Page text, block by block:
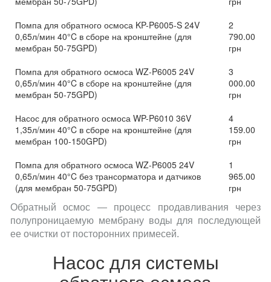
Помпа для обратного осмоса KP-P6005-S 24V
0,65л/мин 40°C в сборе на кронштейне (для
мембран 50-75GPD)
2
790.00
грн
Помпа для обратного осмоса WZ-P6005 24V
0,65л/мин 40°C в сборе на кронштейне (для
мембран 50-75GPD)
3
000.00
грн
Насос для обратного осмоса WP-P6010 36V
1,35л/мин 40°C в сборе на кронштейне (для
мембран 100-150GPD)
4
159.00
грн
Помпа для обратного осмоса WZ-P6005 24V
0,65л/мин 40°C без трансорматора и датчиков
(для мембран 50-75GPD)
1
965.00
грн
Обратный осмос — процесс продавливания через
полупроницаемую мембрану воды для последующей
ее очистки от посторонних примесей.
Насос для системы